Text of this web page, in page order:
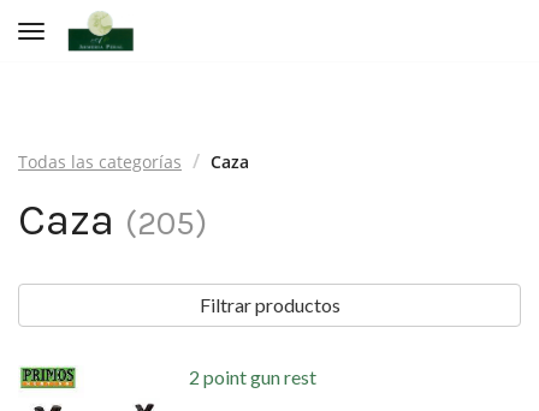
Toggle navigation
Todas las categorías Caza
Caza (205)
Filtrar productos
2 point gun rest